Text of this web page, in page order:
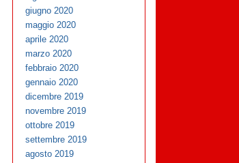
giugno 2020
maggio 2020
aprile 2020
marzo 2020
febbraio 2020
gennaio 2020
dicembre 2019
novembre 2019
ottobre 2019
settembre 2019
agosto 2019